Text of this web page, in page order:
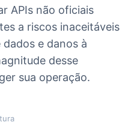
APIs não oficiais
a riscos inaceitáveis
e danos à
desse
sua operação.